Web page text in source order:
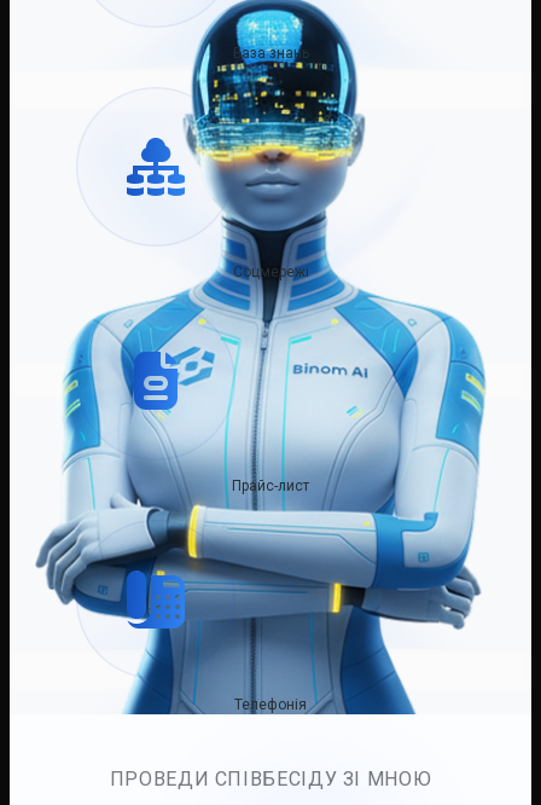
База знань
Соцмережі
Прайс-лист
Телефонія
ПРОВЕДИ СПІВБЕСІДУ ЗІ МНОЮ